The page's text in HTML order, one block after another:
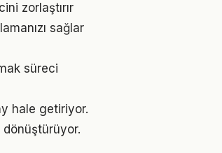
zorlaştırır
sağlar
süreci
hale getiriyor.